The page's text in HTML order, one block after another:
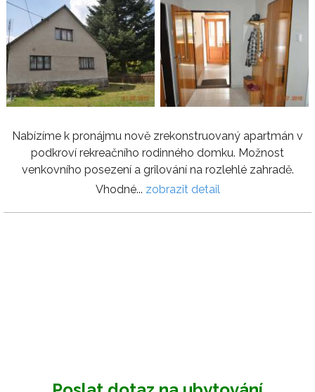
Nabízíme k pronájmu nově zrekonstruovaný apartmán v
podkroví rekreačního rodinného domku. Možnost
venkovního posezení a grilování na rozlehlé zahradě.
Vhodné... zobrazit detail